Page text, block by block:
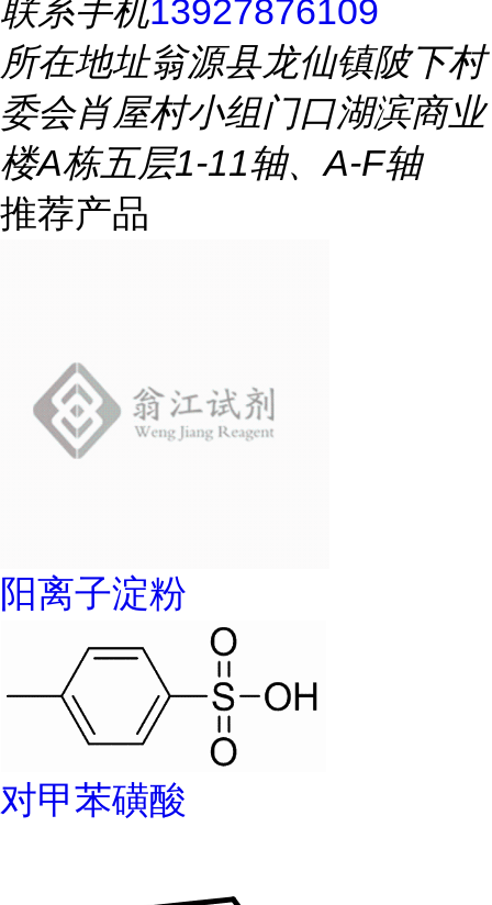
联系手机13927876109
所在地址翁源县龙仙镇陂下村
委会肖屋村小组门口湖滨商业
楼A栋五层1-11轴、A-F轴
推荐产品
阳离子淀粉
对甲苯磺酸